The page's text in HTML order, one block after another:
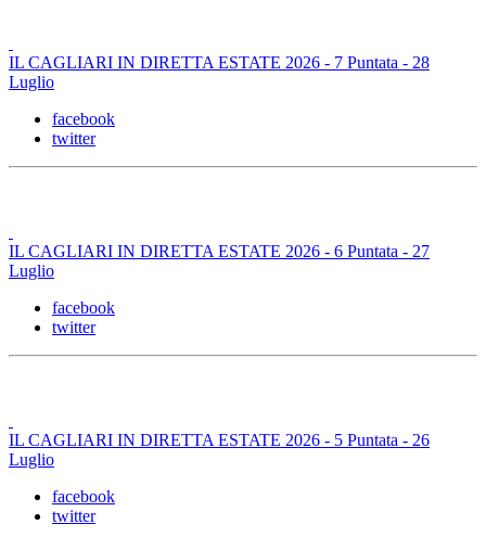
IL CAGLIARI IN DIRETTA ESTATE 2026 - 7 Puntata - 28
Luglio
facebook
twitter
IL CAGLIARI IN DIRETTA ESTATE 2026 - 6 Puntata - 27
Luglio
facebook
twitter
IL CAGLIARI IN DIRETTA ESTATE 2026 - 5 Puntata - 26
Luglio
facebook
twitter